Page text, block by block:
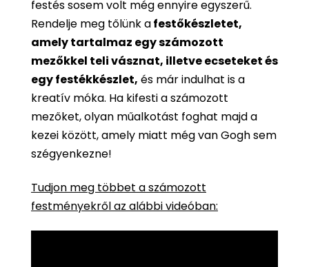
festés sosem volt még ennyire egyszerű.
Rendelje meg tőlünk afestőkészletet,
amely tartalmaz egy számozott
mezőkkel teli vásznat, illetve ecseteket és
egy festékkészlet, és már indulhat is a
kreatív móka. Ha kifesti a számozott
mezőket, olyan műalkotást foghat majd a
kezei között, amely miatt még van Gogh sem
szégyenkezne!
Tudjon meg többet a számozott
festményekről az alábbi videóban: